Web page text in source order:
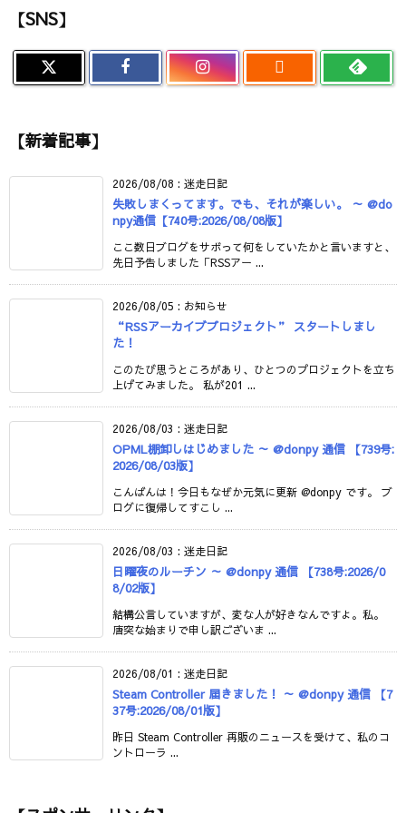
【SNS】

【新着記事】
2026/08/08 : 迷走日記
失敗しまくってます。でも、それが楽しい。 ～ @do
npy通信【740号:2026/08/08版】
ここ数日ブログをサボって何をしていたかと言いますと、
先日予告しました「RSSアー ...
2026/08/05 : お知らせ
“RSSアーカイブプロジェクト” スタートしまし
た！
このたび思うところがあり、ひとつのプロジェクトを立ち
上げてみました。 私が201 ...
2026/08/03 : 迷走日記
OPML棚卸しはじめました ～ @donpy 通信 【739号:
2026/08/03版】
こんばんは！今日もなぜか元気に更新 @donpy です。 ブ
ログに復帰してすこし ...
2026/08/03 : 迷走日記
日曜夜のルーチン ～ @donpy 通信 【738号:2026/0
8/02版】
結構公言していますが、変な人が好きなんですよ。私。
唐突な始まりで申し訳ございま ...
2026/08/01 : 迷走日記
Steam Controller 届きました！ ～ @donpy 通信 【7
37号:2026/08/01版】
昨日 Steam Controller 再販のニュースを受けて、私のコ
ントローラ ...